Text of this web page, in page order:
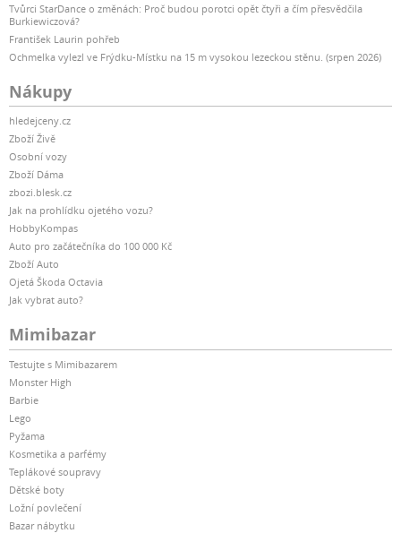
Tvůrci StarDance o změnách: Proč budou porotci opět čtyři a čím přesvědčila
Burkiewiczová?
František Laurin pohřeb
Ochmelka vylezl ve Frýdku-Místku na 15 m vysokou lezeckou stěnu. (srpen 2026)
Nákupy
hledejceny.cz
Zboží Živě
Osobní vozy
Zboží Dáma
zbozi.blesk.cz
Jak na prohlídku ojetého vozu?
HobbyKompas
Auto pro začátečníka do 100 000 Kč
Zboží Auto
Ojetá Škoda Octavia
Jak vybrat auto?
Mimibazar
Testujte s Mimibazarem
Monster High
Barbie
Lego
Pyžama
Kosmetika a parfémy
Teplákové soupravy
Dětské boty
Ložní povlečení
Bazar nábytku